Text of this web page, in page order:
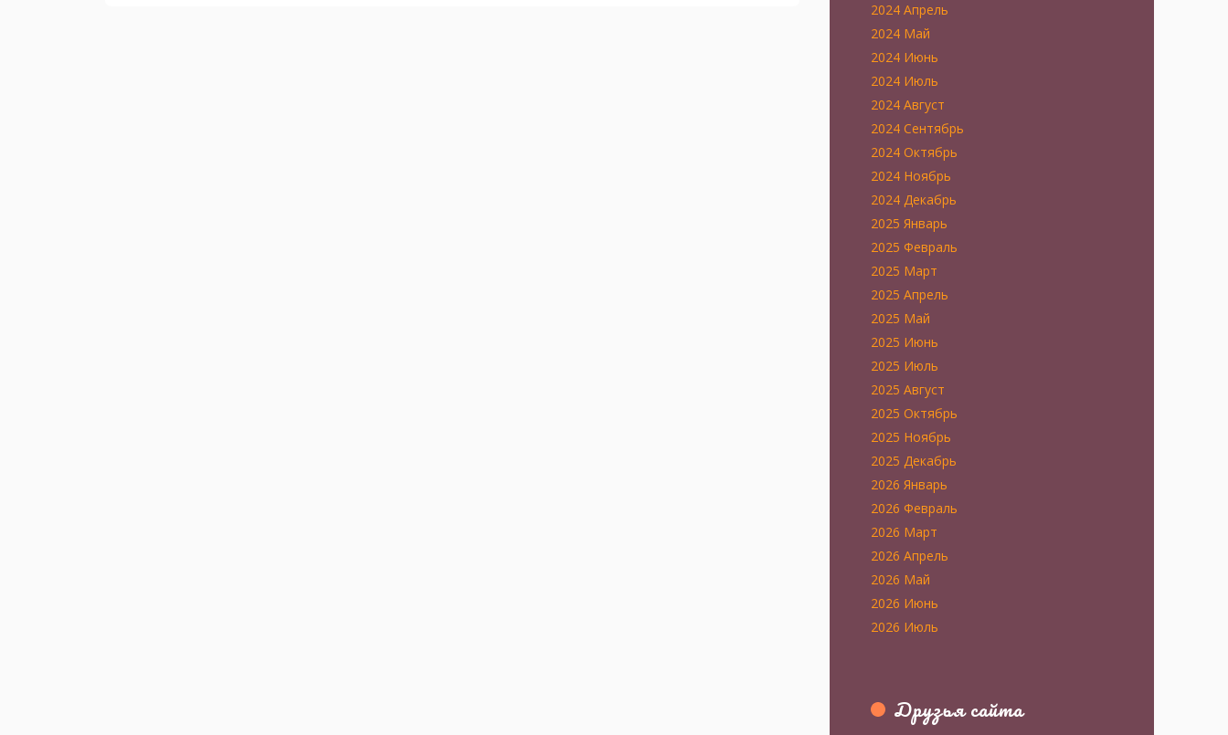
2024 Апрель
2024 Май
2024 Июнь
2024 Июль
2024 Август
2024 Сентябрь
2024 Октябрь
2024 Ноябрь
2024 Декабрь
2025 Январь
2025 Февраль
2025 Март
2025 Апрель
2025 Май
2025 Июнь
2025 Июль
2025 Август
2025 Октябрь
2025 Ноябрь
2025 Декабрь
2026 Январь
2026 Февраль
2026 Март
2026 Апрель
2026 Май
2026 Июнь
2026 Июль
Друзья сайта